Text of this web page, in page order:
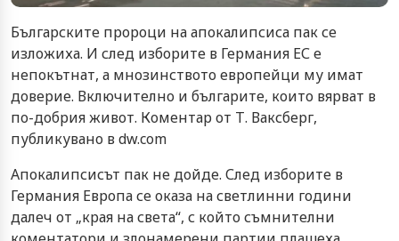
Българските пророци на апокалипсиса пак се
изложиха. И след изборите в Германия ЕС е
непокътнат, а мнозинството европейци му имат
доверие. Включително и българите, които вярват в
по-добрия живот. Коментар от Т. Ваксберг,
публикувано в dw.com
Апокалипсисът пак не дойде. След изборите в
Германия Европа се оказа на светлинни години
далеч от „края на света“, с който съмнителни